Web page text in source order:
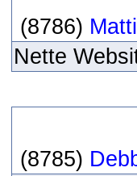
(8786)
Nette
(8785)